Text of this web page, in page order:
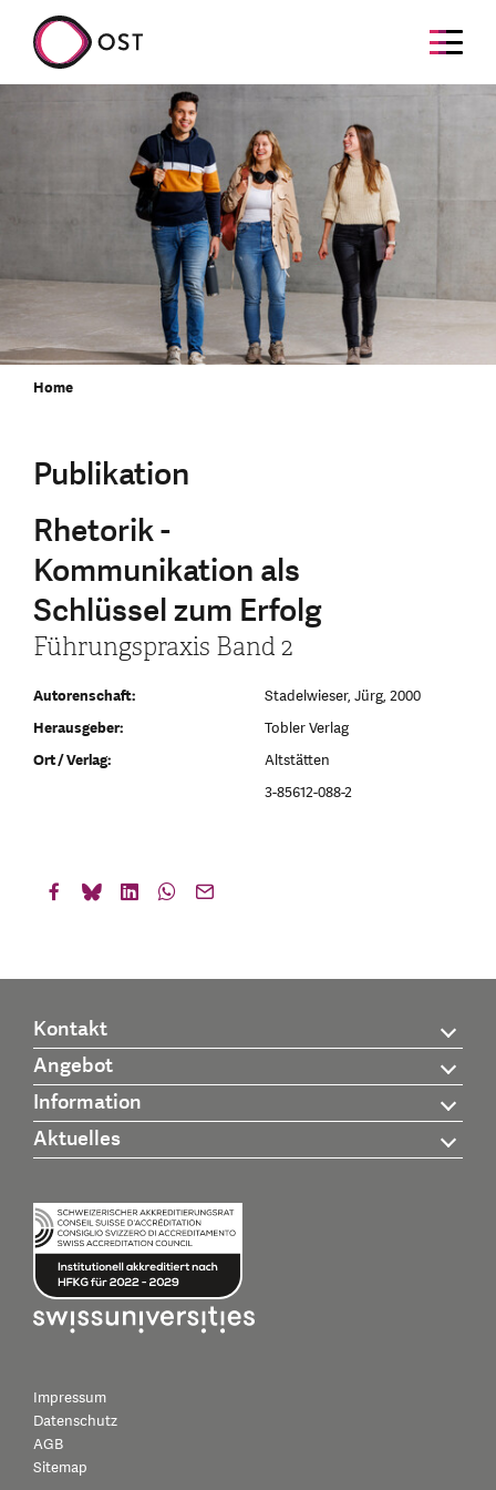
Home
Publikation
Rhetorik -
Kommunikation als
Schlüssel zum Erfolg
Führungspraxis Band 2
Autorenschaft:
Stadelwieser, Jürg, 2000
Herausgeber:
Tobler Verlag
Ort / Verlag:
Altstätten
3-85612-088-2
Kontakt
Angebot
Information
Aktuelles
Impressum
Datenschutz
AGB
Sitemap